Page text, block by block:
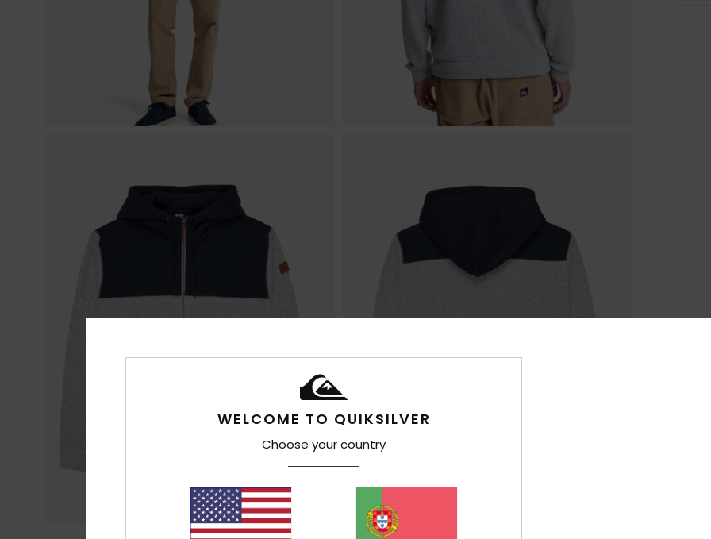
WELCOME TO QUIKSILVER
Choose your country